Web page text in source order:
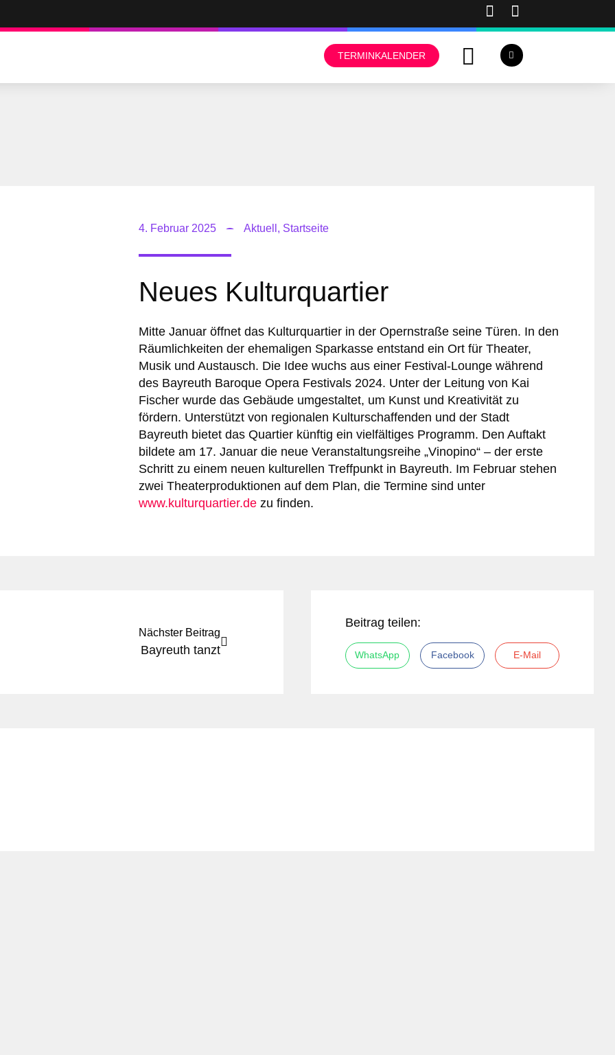
TERMINKALENDER
4. Februar 2025 Aktuell , Startseite
Neues Kulturquartier
Mitte Januar öffnet das Kulturquartier in der Opernstraße seine Türen. In den
Räumlichkeiten der ehemaligen Sparkasse entstand ein Ort für Theater,
Musik und Austausch. Die Idee wuchs aus einer Festival-Lounge während
des Bayreuth Baroque Opera Festivals 2024. Unter der Leitung von Kai
Fischer wurde das Gebäude umgestaltet, um Kunst und Kreativität zu
fördern. Unterstützt von regionalen Kulturschaffenden und der Stadt
Bayreuth bietet das Quartier künftig ein vielfältiges Programm. Den Auftakt
bildete am 17. Januar die neue Veranstaltungsreihe „Vinopino“ – der erste
Schritt zu einem neuen kulturellen Treffpunkt in Bayreuth. Im Februar stehen
zwei Theaterproduktionen auf dem Plan, die Termine sind unter
www.kulturquartier.de zu finden.
Nächster Beitrag
Bayreuth tanzt
Beitrag teilen:
WhatsApp Facebook E-Mail